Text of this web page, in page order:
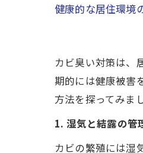
健康的な居住環境
カビ臭い対策は、
期的には健康被害
方法を探ってみま
1. 湿気と結露の管
カビの繁殖には湿